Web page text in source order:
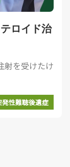
ロイド治
射を受けたけ
発性難聴後遺症